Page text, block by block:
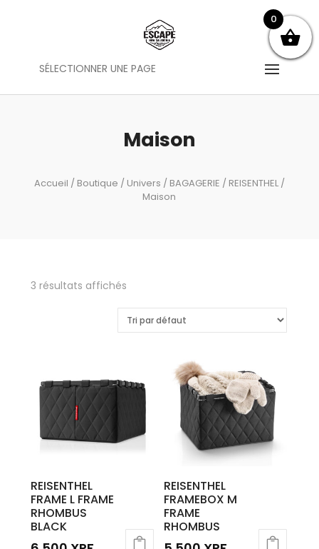
SÉLECTIONNER UNE PAGE
Maison
Accueil / Boutique / Univers / BAGAGERIE / REISENTHEL/
Maison
3 résultats affichés
REISENTHEL
FRAME L FRAME
RHOMBUS
BLACK
REISENTHEL
FRAMEBOX M
FRAME
RHOMBUS
0